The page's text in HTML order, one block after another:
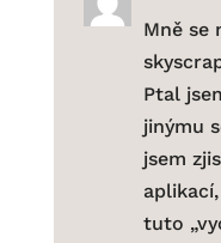
Mně se
Ptal
jinýmu
jsem
tuto